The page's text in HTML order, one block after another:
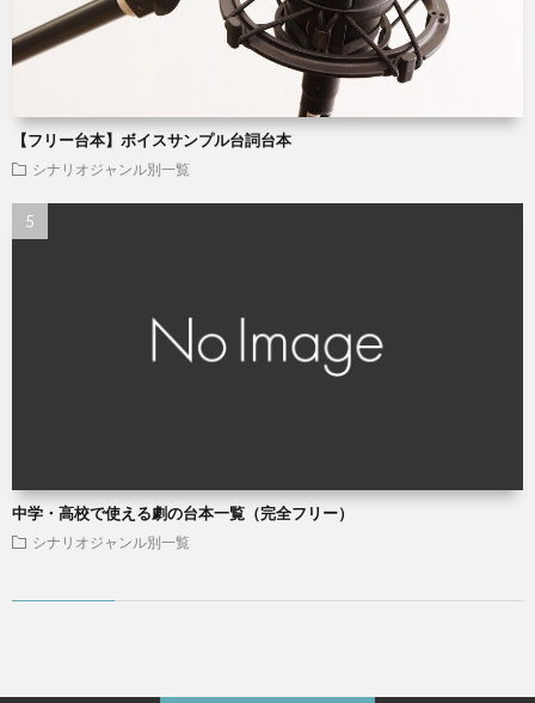
【フリー台本】ボイスサンプル台詞台本
シナリオジャンル別一覧
中学・高校で使える劇の台本一覧（完全フリー）
シナリオジャンル別一覧